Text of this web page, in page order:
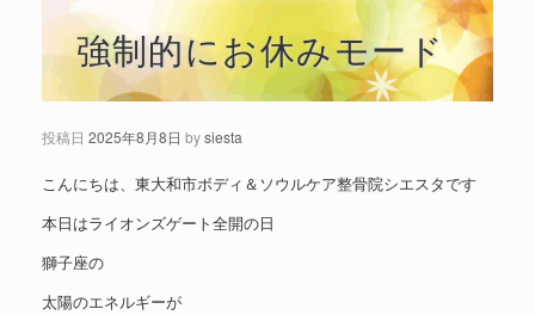
強制的にお休みモード
投稿日 2025年8月8日 bysiesta
こんにちは、東大和市ボディ＆ソウルケア整骨院シエスタです
本日はライオンズゲート全開の日
獅子座の
太陽のエネルギーが